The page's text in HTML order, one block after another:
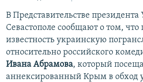
СОВЕТЫ ПРАВОЗАЩИТНИКОВ
ПОБЕДИТЕЛЕЙ НЕ СУДЯТ?
КРЫМ.НЕПОКОРЕННЫЙ
Qırımtatar
ПРИСОЕДИНЯЙТЕСЬ!
В Представительстве
Севастополе сообщают о том, что
известность украинскую
относительно российского
Ивана Абрамова, который
аннексированный Крым в обход